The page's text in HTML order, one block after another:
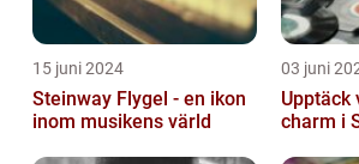
15 juni 2024
Steinway Flygel - en ikon
inom musikens värld
03 juni
Upptäck
charm i